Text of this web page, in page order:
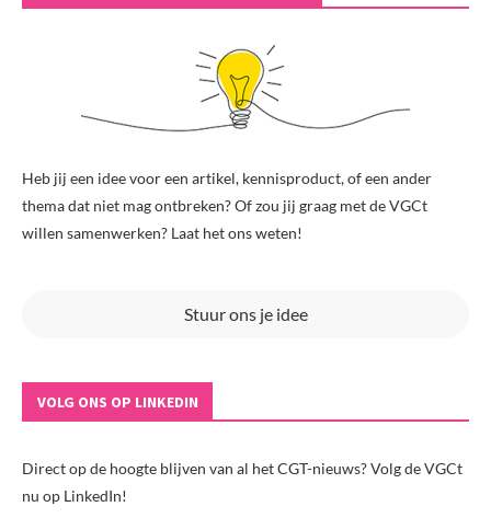
Heb jij een idee voor een artikel, kennisproduct, of een ander
thema dat niet mag ontbreken? Of zou jij graag met de VGCt
willen samenwerken? Laat het ons weten!
Stuur ons je idee
VOLG ONS OP LINKEDIN
Direct op de hoogte blijven van al het CGT-nieuws? Volg de VGCt
nu op LinkedIn!